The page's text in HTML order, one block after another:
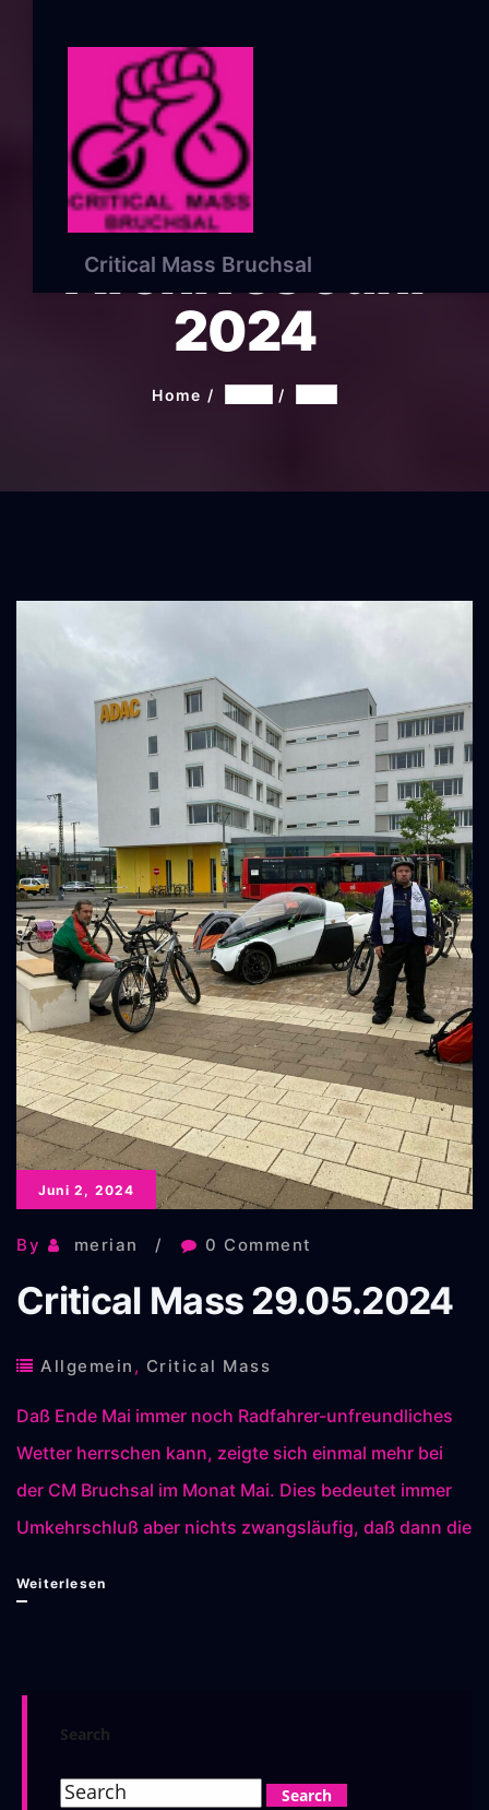
Critical Mass Bruchsal
Archives Juni
2024
Home
Juni 2, 2024
By merian 0 Comment
Critical Mass 29.05.2024
Allgemein , Critical Mass
Daß Ende Mai immer noch Radfahrer-unfreundliches
Wetter herrschen kann, zeigte sich einmal mehr bei
der CM Bruchsal im Monat Mai. Dies bedeutet immer
Umkehrschluß aber nichts zwangsläufig, daß dann die
Weiterlesen
Search